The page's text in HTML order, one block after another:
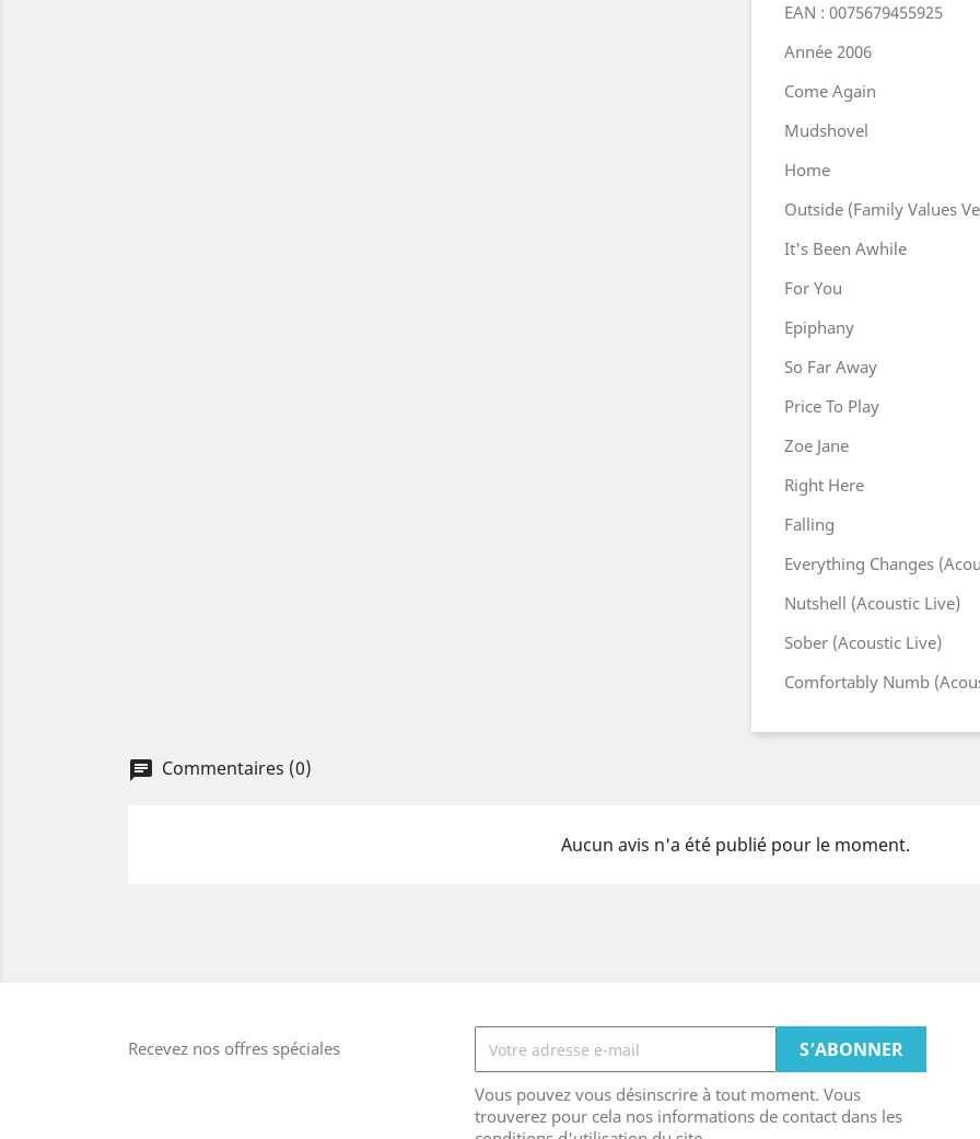
EAN : 0075679455925
Année 2006
Come Again
Mudshovel
Home
Outside (Family Values
It's Been Awhile
For You
Epiphany
So Far Away
Price To Play
Zoe Jane
Right Here
Falling
Everything Changes
Nutshell (Acoustic Live)
Sober (Acoustic Live)
Comfortably Numb
Commentaires (0)
Aucun avis n'a été publié pour le moment.
Recevez nos offres spéciales
Vous pouvez vous désinscrire à tout moment. Vous
trouverez pour cela nos informations de contact dans les